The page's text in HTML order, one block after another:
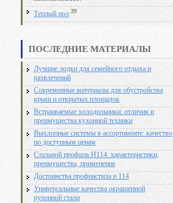
Теплый пол 39
ПОСЛЕДНИЕ МАТЕРИАЛЫ
Лучшие лодки для семейного отдыха и
развлечений
Современные материалы для обустройства
крыш и открытых площадок
Встраиваемые холодильники: отличия и
преимущества кухонной техники
Выхлопные системы в ассортименте: качество
по доступным ценам
Стальной профиль Н114: характеристики,
преимущества, применение
Достоинства профнастила н 114
Универсальные качества окрашенной
рулонной стали